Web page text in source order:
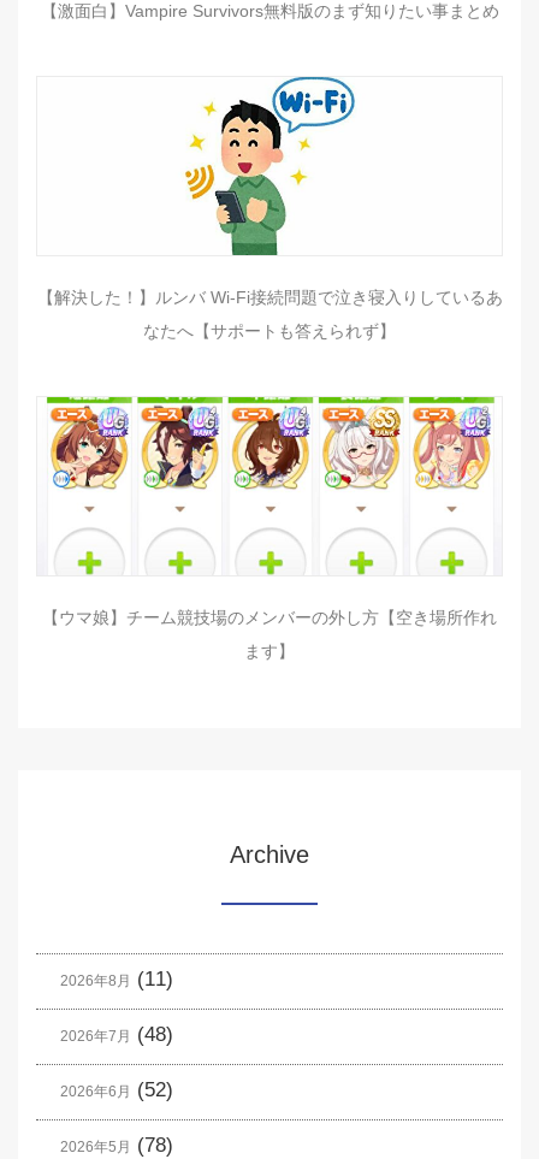
【激面白】Vampire Survivors無料版のまず知りたい事まとめ
【解決した！】ルンバ Wi-Fi接続問題で泣き寝入りしているあ
なたへ【サポートも答えられず】
【ウマ娘】チーム競技場のメンバーの外し方【空き場所作れ
ます】
Archive
2026年8月 (11)
2026年7月 (48)
2026年6月 (52)
2026年5月 (78)